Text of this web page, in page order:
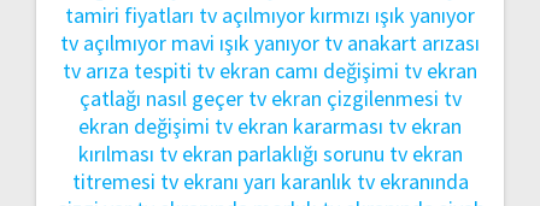
tamiri fiyatları tv açılmıyor kırmızı ışık yanıyor
tv açılmıyor mavi ışık yanıyor tv anakart arızası
tv arıza tespiti tv ekran camı değişimi tv ekran
çatlağı nasıl geçer tv ekran çizgilenmesi tv
ekran değişimi tv ekran kararması tv ekran
kırılması tv ekran parlaklığı sorunu tv ekran
titremesi tv ekranı yarı karanlık tv ekranında